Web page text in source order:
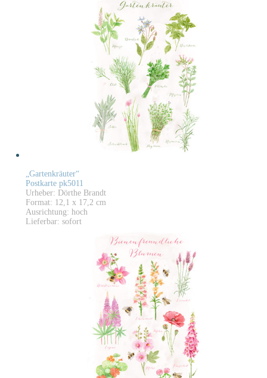
„Gartenkräuter“
Postkarte pk5011
Urheber: Dörthe Brandt
Format: 12,1 x 17,2 cm
Ausrichtung: hoch
Lieferbar: sofort